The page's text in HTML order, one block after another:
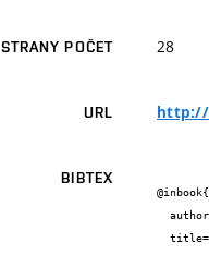
STRANY POČET 28
URL http://
BIBTEX